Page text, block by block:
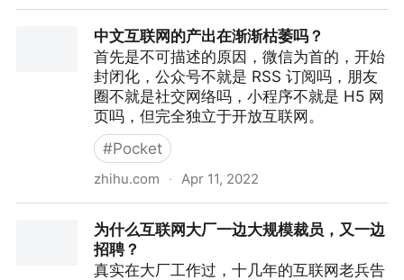
中文互联网的产出在渐渐枯萎吗？
首先是不可描述的原因，微信为首的，开始
封闭化，公众号不就是 RSS 订阅吗，朋友
圈不就是社交网络吗，小程序不就是 H5 网
页吗，但完全独立于开放互联网。
#Pocket
zhihu.com · Apr 11, 2022
为什么互联网大厂一边大规模裁员，又一边
招聘？
真实在大厂工作过，十几年的互联网老兵告